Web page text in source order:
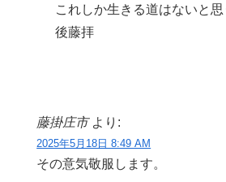
これしか生きる道はないと思
後藤拝
藤掛庄市 より:
2025年5月18日 8:49 AM
その意気敬服します。